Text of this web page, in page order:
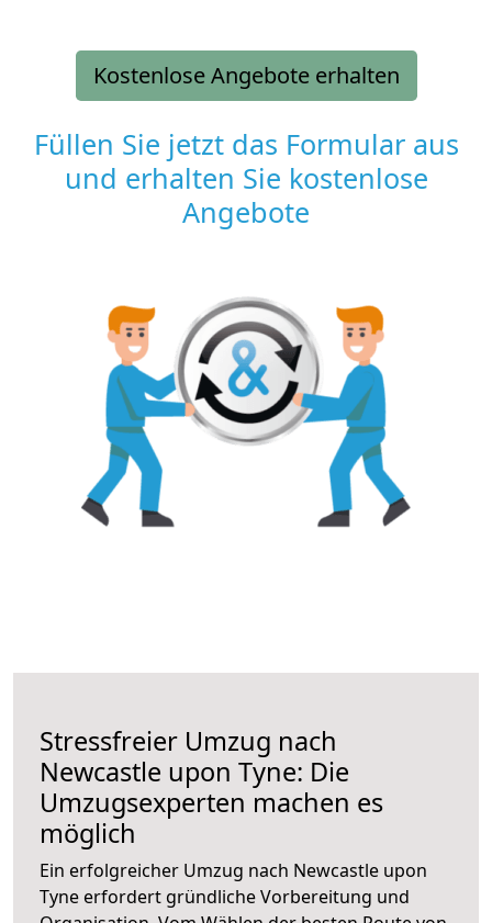
Kostenlose Angebote erhalten
Füllen Sie jetzt das Formular aus
und erhalten Sie kostenlose
Angebote
Stressfreier Umzug nach
Newcastle upon Tyne: Die
Umzugsexperten machen es
möglich
Ein erfolgreicher Umzug nach Newcastle upon
Tyne erfordert gründliche Vorbereitung und